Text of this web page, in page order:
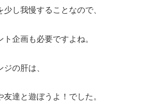
少し我慢することなので、
企画も必要ですよね。
の肝は、
達と遊ぼうよ！でした。